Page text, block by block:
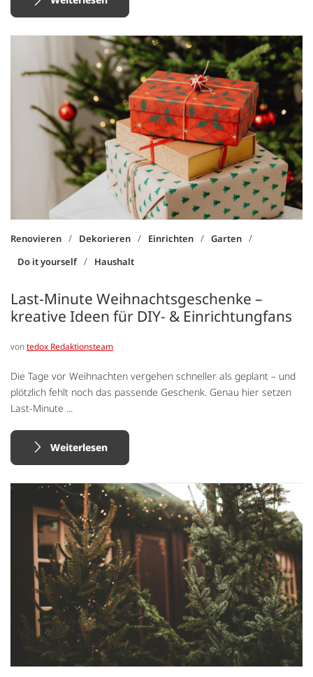
Renovieren / Dekorieren / Einrichten / Garten /
Do it yourself / Haushalt
Last-Minute Weihnachtsgeschenke –
kreative Ideen für DIY- & Einrichtungfans
vontedox Redaktionsteam
Die Tage vor Weihnachten vergehen schneller als geplant – und
plötzlich fehlt noch das passende Geschenk. Genau hier setzen
Last-Minute ...
Weiterlesen